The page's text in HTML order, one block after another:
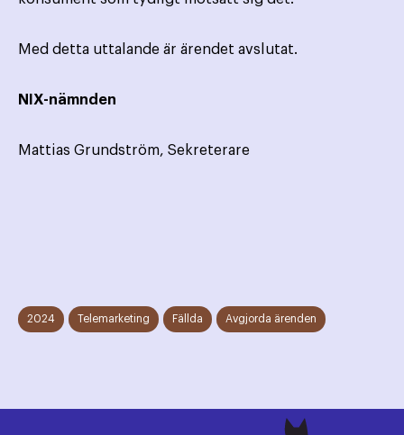
Med detta uttalande är ärendet avslutat.
NIX-nämnden
Mattias Grundström, Sekreterare
2024 Telemarketing Fällda Avgjorda ärenden